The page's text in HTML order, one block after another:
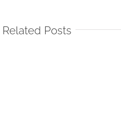
Related Posts